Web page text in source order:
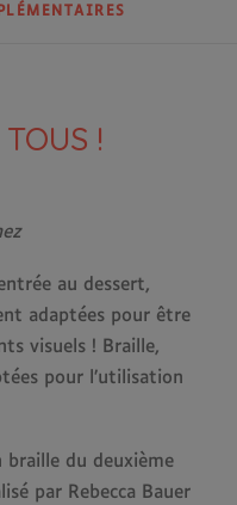
!
au dessert,
adaptées pour être
visuels ! Braille,
pour l’utilisation
braille du deuxième
par Rebecca Bauer